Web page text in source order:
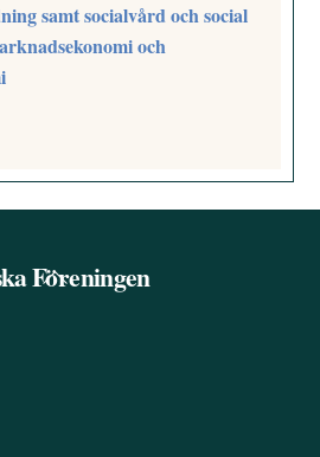
samt socialvård och social
och
Back
Föreningen